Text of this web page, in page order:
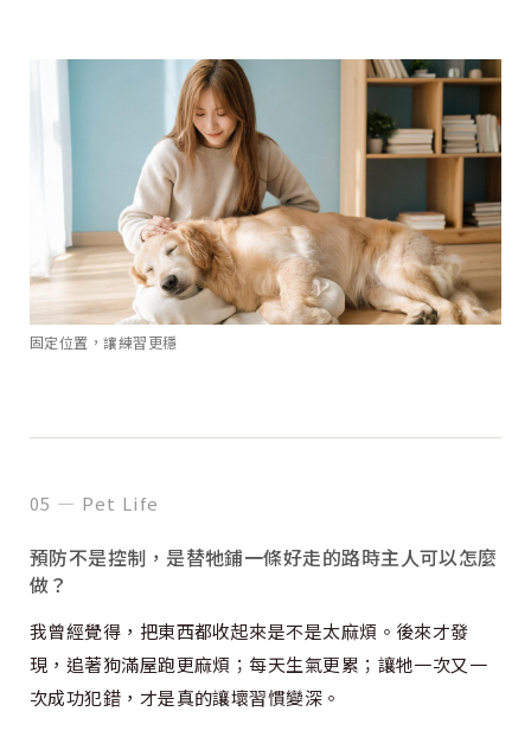
固定位置，讓練習更穩
05 — Pet Life
預防不是控制，是替牠鋪一條好走的路時主人可以怎麼
做？
我曾經覺得，把東西都收起來是不是太麻煩。後來才發
現，追著狗滿屋跑更麻煩；每天生氣更累；讓牠一次又一
次成功犯錯，才是真的讓壞習慣變深。